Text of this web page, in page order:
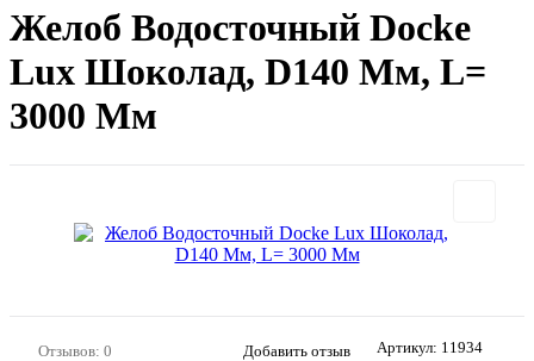
Желоб Водосточный Docke
Lux Шоколад, D140 Мм, L=
3000 Мм
Отзывов: 0 Добавить отзыв Артикул: 11934